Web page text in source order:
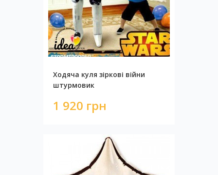
Ходяча куля зіркові війни
штурмовик
1 920 грн